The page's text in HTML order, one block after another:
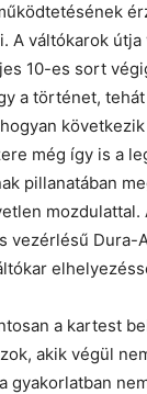
A váltókarok
10-es sort
a történet,
még így is a
pillanatában
vezérlésű Dura-
a kartest
akik végül
gyakorlatban